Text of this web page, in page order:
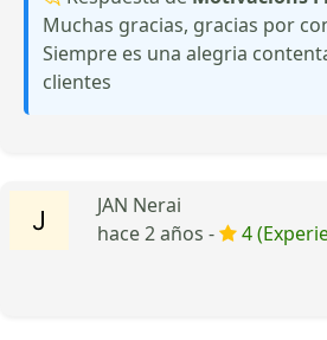
Muchas gracias, gracias por
Siempre es una alegria
clientes
JAN Nerai
hace 2 años -
4